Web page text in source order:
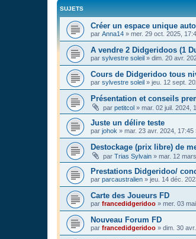
SUJETS
Créer un espace unique
par Anna14 » mer. 29 oct. 2025,
A vendre 2 Didgeridoos (1
par sylvestre soleil » dim. 20 avr.
Cours de Didgeridoo tous
par sylvestre soleil » jeu. 12 sept.
Présentation et conseils
par petitcol » mar. 02 juil. 2024,
Juste un délire teste
par johok » mar. 23 avr. 2024, 17:45
Destockage (prix libre) de
par Trias Sylvain » mar. 12
Prestations Didgeridoo/
par parcaustralien » jeu. 14 déc.
Carte des Joueurs FD
par francedidgeridoo » mer. 03
Nouveau Forum FD
par francedidgeridoo » dim. 30